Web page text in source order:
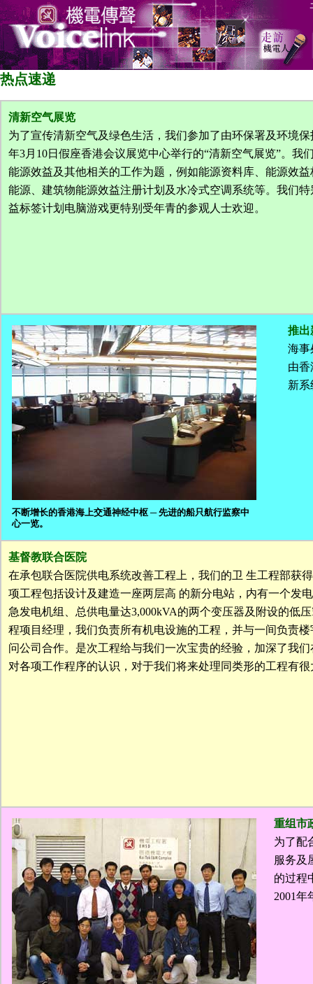
热点速递
清新空气展览
为了宣传清新空气及绿色生活，我们参加了由环保署及环境保
年3月10日假座香港会议展览中心举行的“清新空气展览”。我
能源效益及其他相关的工作为题，例如能源资料库、能源效
能源、建筑物能源效益注册计划及水冷式空调系统等。我们
益标签计划电脑游戏更特别受年青的参观人士欢迎。
不断增长的香港海上交通神经中枢 ─ 先进的船只航行监察中
心一览。
推出
海事
由
新系
基督教联合医院
在承包联合医院供电系统改善工程上，我们的卫 生工程部获
项工程包括设计及建造一座两层高 的新分电站，内有一个发
急发电机组、总供电量达3,000kVA的两个变压器及附设的低
程项目经理，我们负责所有机电设施的工程，并与一间负责
问公司合作。是次工程给与我们一次宝贵的经验，加深了我
对各项工作程序的认识，对于我们将来处理同类形的工程有
重组市
为了配
服务及
的过程
2001年